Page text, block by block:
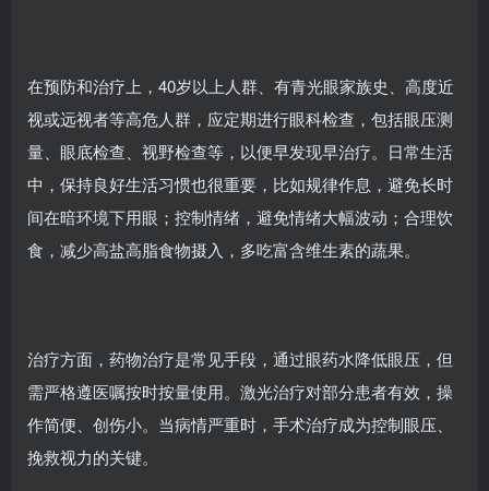
在预防和治疗上，40岁以上人群、有青光眼家族史、高度近
视或远视者等高危人群，应定期进行眼科检查，包括眼压测
量、眼底检查、视野检查等，以便早发现早治疗。日常生活
中，保持良好生活习惯也很重要，比如规律作息，避免长时
间在暗环境下用眼；控制情绪，避免情绪大幅波动；合理饮
食，减少高盐高脂食物摄入，多吃富含维生素的蔬果。
治疗方面，药物治疗是常见手段，通过眼药水降低眼压，但
需严格遵医嘱按时按量使用。激光治疗对部分患者有效，操
作简便、创伤小。当病情严重时，手术治疗成为控制眼压、
挽救视力的关键。